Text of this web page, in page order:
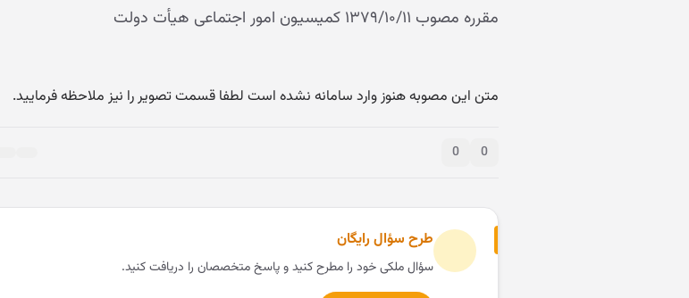
مقرره مصوب ۱۳۷۹/۱۰/۱۱ کمیسیون امور اجتماعی هیأت دولت
متن این مصوبه هنوز وارد سامانه نشده است لطفا قسمت تصویر را نیز ملاحظه فرمایید.
0
0
طرح سؤال رایگان
سؤال ملکی خود را مطرح کنید و پاسخ متخصصان را دریافت کنید.